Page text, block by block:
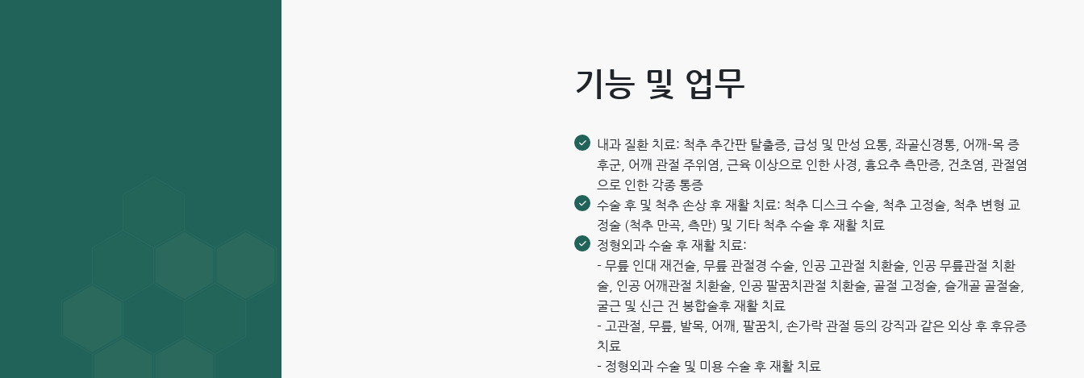
기능 및 업무
내과 질환 치료: 척추 추간판 탈출증, 급성 및 만성 요통, 좌골신경통, 어깨-목 증
후군, 어깨 관절 주위염, 근육 이상으로 인한 사경, 흉요추 측만증, 건초염, 관절염
으로 인한 각종 통증
수술 후 및 척추 손상 후 재활 치료: 척추 디스크 수술, 척추 고정술, 척추 변형 교
정술 (척추 만곡, 측만) 및 기타 척추 수술 후 재활 치료
정형외과 수술 후 재활 치료:
- 무릎 인대 재건술, 무릎 관절경 수술, 인공 고관절 치환술, 인공 무릎관절 치환
술, 인공 어깨관절 치환술, 인공 팔꿈치관절 치환술, 골절 고정술, 슬개골 골절술,
굴근 및 신근 건 봉합술후 재활 치료
- 고관절, 무릎, 발목, 어깨, 팔꿈치, 손가락 관절 등의 강직과 같은 외상 후 후유증
치료
- 정형외과 수술 및 미용 수술 후 재활 치료